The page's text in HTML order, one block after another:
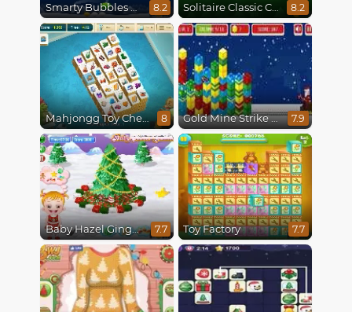
Smarty Bubbles X-Mas Edition 8.2 Solitaire Classic Christmas 8.2
Mahjongg Toy Chest 8 Gold Mine Strike Christmas 7.9
Baby Hazel Gingerbread House 7.7 Toy Factory 7.7